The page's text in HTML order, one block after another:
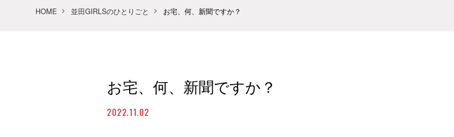
HOME 並田GIRLSのひとりごと お宅、何、新聞ですか？
お宅、何、新聞ですか？
2022.11.02